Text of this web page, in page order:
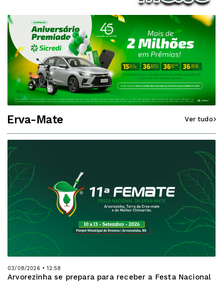
Erva-Mate Ver tudo
03/08/2026 • 12:58
Arvorezinha se prepara para receber a Festa Nacional